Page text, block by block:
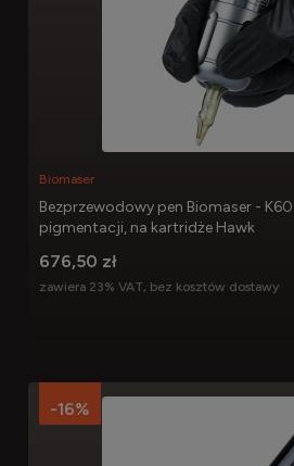
Bezprzewodowy pen Biomaser -
pigmentacji, na kartridże Hawk
Biomaser
676,50 zł
zawiera 23% VAT, bez kosztów dostawy
-16%